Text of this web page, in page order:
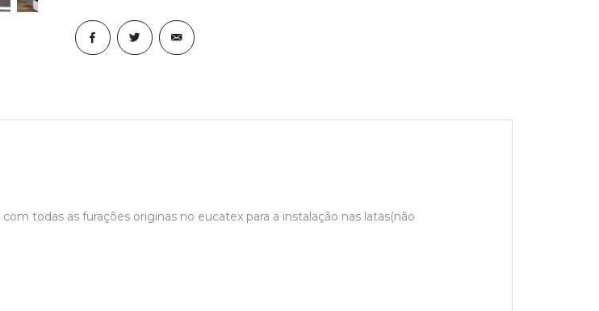
todas as furações originas no eucatex para a instalação nas latas(não